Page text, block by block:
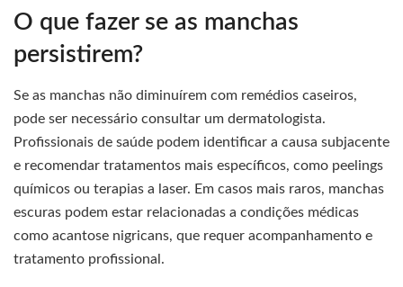
O que fazer se as manchas
persistirem?
Se as manchas não diminuírem com remédios caseiros,
pode ser necessário consultar um dermatologista.
Profissionais de saúde podem identificar a causa subjacente
e recomendar tratamentos mais específicos, como peelings
químicos ou terapias a laser. Em casos mais raros, manchas
escuras podem estar relacionadas a condições médicas
como acantose nigricans, que requer acompanhamento e
tratamento profissional.